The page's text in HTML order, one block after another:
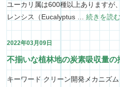
ユーカリ属は600種以上ありますが
レンシス（Eucalyptus …続きを読む
2022年03月09日
不揃いな植林地の炭素吸収量の
キーワード クリーン開発メカニズ